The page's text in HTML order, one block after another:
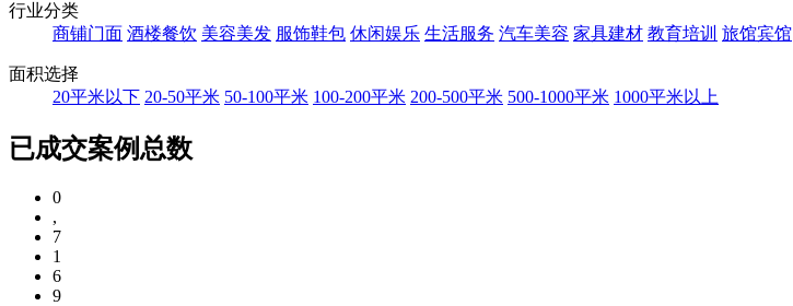
行业分类
商铺门面 酒楼餐饮 美容美发 服饰鞋包 休闲娱乐 生活服务 汽车美容 家具建材 教育培训 旅馆宾馆
面积选择
20平米以下 20-50平米 50-100平米 100-200平米 200-500平米 500-1000平米 1000平米以上
已成交案例总数
0
,
7
1
6
9